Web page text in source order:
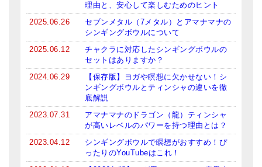
理由と、安心して楽しむためのヒント
2025.06.26
セブンメタル（7メタル）とアマナマナの
シンギングボウルについて
2025.06.12
チャクラに対応したシンギングボウルの
セットはありますか？
2024.06.29
【保存版】ヨガや瞑想に欠かせない！シ
ンギングボウルとティンシャの違いを徹
底解説
2023.07.31
アマナマナのドラゴン（龍）ティンシャ
が高いレベルのパワーを持つ理由とは？
2023.04.12
シンギングボウルで瞑想がおすすめ！ぴ
ったりのYouTubeはこれ！